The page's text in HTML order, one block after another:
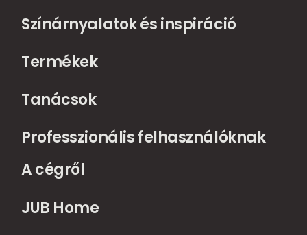
Színárnyalatok és inspiráció
Termékek
Tanácsok
Professzionális felhasználóknak
A cégről
JUB Home